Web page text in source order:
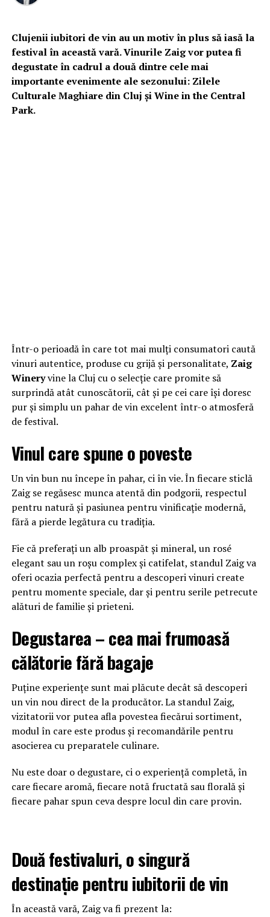
Clujenii iubitori de vin au un motiv în plus să iasă la
festival în această vară. Vinurile Zaig vor putea fi
degustate în cadrul a două dintre cele mai
importante evenimente ale sezonului: Zilele
Culturale Maghiare din Cluj și Wine in the Central
Park.
Într-o perioadă în care tot mai mulți consumatori caută
vinuri autentice, produse cu grijă și personalitate, Zaig
Wineryvine la Cluj cu o selecție care promite să
surprindă atât cunoscătorii, cât și pe cei care își doresc
pur și simplu un pahar de vin excelent într-o atmosferă
de festival.
Vinul care spune o poveste
Un vin bun nu începe în pahar, ci în vie. În fiecare sticlă
Zaig se regăsesc munca atentă din podgorii, respectul
pentru natură și pasiunea pentru vinificație modernă,
fără a pierde legătura cu tradiția.
Fie că preferați un alb proaspăt și mineral, un rosé
elegant sau un roșu complex și catifelat, standul Zaig va
oferi ocazia perfectă pentru a descoperi vinuri create
pentru momente speciale, dar și pentru serile petrecute
alături de familie și prieteni.
Degustarea – cea mai frumoasă
călătorie fără bagaje
Puține experiențe sunt mai plăcute decât să descoperi
un vin nou direct de la producător. La standul Zaig,
vizitatorii vor putea afla povestea fiecărui sortiment,
modul în care este produs și recomandările pentru
asocierea cu preparatele culinare.
Nu este doar o degustare, ci o experiență completă, în
care fiecare aromă, fiecare notă fructată sau florală și
fiecare pahar spun ceva despre locul din care provin.
Două festivaluri, o singură
destinație pentru iubitorii de vin
În această vară, Zaig va fi prezent la: